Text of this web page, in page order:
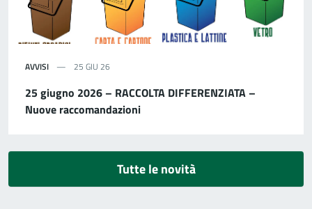
AVVISI 25 GIU 26
25 giugno 2026 – RACCOLTA DIFFERENZIATA –
Nuove raccomandazioni
Tutte le novità